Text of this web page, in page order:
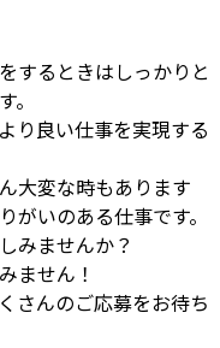
するときはしっかりと
り良い仕事を実現する
大変な時もあります
いのある仕事です。
みませんか？
ません！
さんのご応募をお待ち